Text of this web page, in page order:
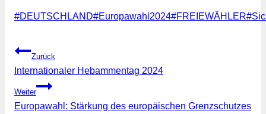
Schlagworte:
#DEUTSCHLAND#Europawahl2024#FREIEWÄHLER#
Beitragsnavigation
Zurück
Internationaler Hebammentag 2024
Weiter
Europawahl: Stärkung des europäischen Grenzschutzes